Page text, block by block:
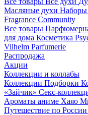
Масляные духи Наборы
Fragrance Community
Все товары
для дома Косметика
Vilhelm Parfumerie
Распродажа
Акции
Коллекции и коллабы
Коллекции Подборки
«Зайчик» Секс-
Ароматы аниме Хаяо
Путешествие по России